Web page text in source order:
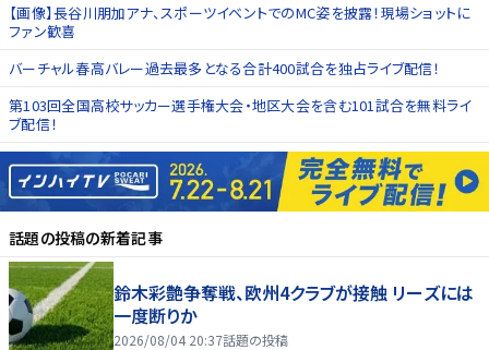
【画像】長谷川朋加アナ、スポーツイベントでのMC姿を披露！現場ショットに
ファン歓喜
バーチャル春高バレー過去最多となる合計400試合を独占ライブ配信！
第103回全国高校サッカー選手権大会・地区大会を含む101試合を無料ライ
ブ配信！
話題の投稿の新着記事
鈴木彩艶争奪戦、欧州4クラブが接触 リーズには
一度断りか
2026/08/04 20:37話題の投稿